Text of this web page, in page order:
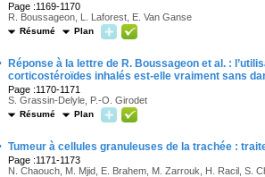
Page :1169-1170
R. Boussageon, L. Laforest, E. Van Ganse
Résumé Plan
Réponse à la lettre de R. Boussageon et al. :
corticostéroïdes inhalés est-elle vraiment sans
Page :1170-1171
S. Grassin-Delyle, P.-O. Girodet
Résumé Plan
Tumeur à cellules granuleuses de la trachée :
Page :1171-1173
N. Chaouch, M. Mjid, E. Brahem, M. Zarrouk, H. Racil, S.